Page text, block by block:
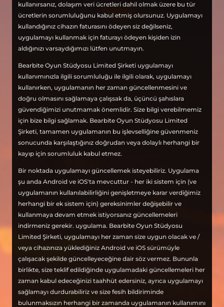
kullanırsanız, dolaşım veri ücretleri dahil olmak üzere bu tür
ücretlerin sorumluluğunu kabul etmiş olursunuz. Uygulamayı
kullandığınız cihazın faturasını ödeyen siz değilseniz,
uygulamayı kullanmak için faturayı ödeyen kişiden izin
aldığınızı varsaydığımızı lütfen unutmayın.
Bearbite Oyun Stüdyosu Limited Şirketi uygulamayı
kullanımınızla ilgili sorumluluğu ile ilgili olarak, uygulamayı
kullanırken, uygulamanın her zaman güncellenmesini ve
doğru olmasını sağlamaya çalışsak da, üçüncü şahıslara
güvendiğimizi unutmamak önemlidir. Size bilgi verebilmemiz
için bize bilgi sağlamak. Bearbite Oyun Stüdyosu Limited
Şirketi, tamamen uygulamanın bu işlevselliğine güvenmeniz
sonucunda karşılaştığınız doğrudan veya dolaylı herhangi bir
kayıp için sorumluluk kabul etmez.
Bir noktada uygulamayı güncellemek isteyebiliriz. Uygulama
şu anda Android ve iOS'ta mevcuttur - her iki sistem için (ve
uygulamanın kullanılabilirliğini genişletmeye karar verdiğimiz
herhangi bir ek sistem için) gereksinimler değişebilir ve
kullanmaya devam etmek istiyorsanız güncellemeleri
indirmeniz gerekir. uygulama. Bearbite Oyun Stüdyosu
Limited Şirketi, uygulamayı her zaman size uygun olacak ve /
veya cihazınıza yüklediğiniz Android ve iOS sürümüyle
çalışacak şekilde güncelleyeceğine dair söz vermez. Bununla
birlikte, size teklif edildiğinde uygulamadaki güncellemeleri her
zaman kabul edeceğinizi taahhüt edersiniz, ayrıca uygulamayı
sağlamayı durdurabiliriz ve size fesih bildiriminde
bulunmaksızın herhangi bir zamanda uygulamanın kullanımını